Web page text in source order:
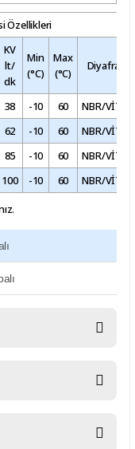
Özellikleri
KV
lt/
dk
Min
(°C)
Max
(°C)
Diyafram
38 -10 60
NBR/
62 -10 60
NBR/
85 -10 60
NBR/
100 -10 60
NBR/